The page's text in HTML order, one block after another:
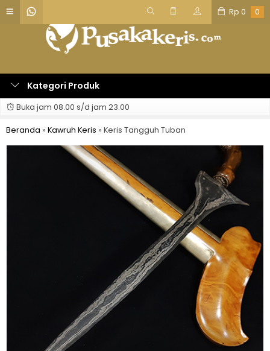
Rp 0 0
Kategori Produk
Buka jam 08.00 s/d jam 23.00
Beranda » Kawruh Keris » Keris Tangguh Tuban